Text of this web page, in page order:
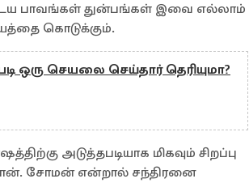
பாவங்கள் துன்பங்கள் இவை எல்லாம்
கொடுக்கும்.
ஒரு செயலை செய்தார் தெரியுமா?
அடுத்தபடியாக மிகவும் சிறப்பு
சோமன் என்றால் சந்திரனை